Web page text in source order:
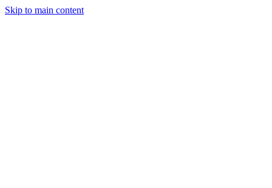
Skip to main content